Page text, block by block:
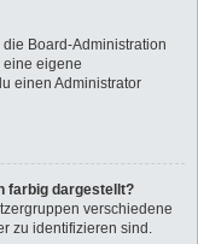
Board-Administration
eine eigene
einen Administrator
farbig dargestellt?
verschiedene
zu identifizieren sind.